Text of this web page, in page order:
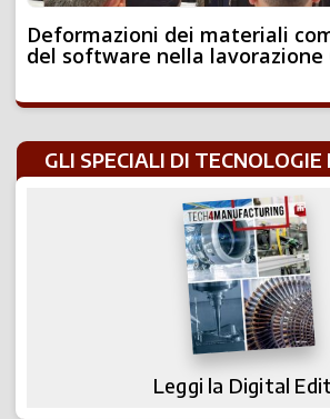
Deformazioni dei materiali
del software nella lavorazione
GLI SPECIALI DI TECNOLOGIE
Leggi la Digital